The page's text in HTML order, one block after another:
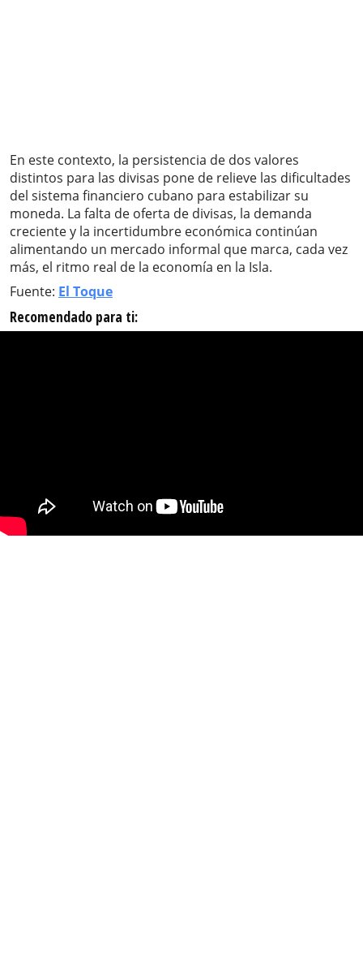
En este contexto, la persistencia de dos valores
distintos para las divisas pone de relieve las dificultades
del sistema financiero cubano para estabilizar su
moneda. La falta de oferta de divisas, la demanda
creciente y la incertidumbre económica continúan
alimentando un mercado informal que marca, cada vez
más, el ritmo real de la economía en la Isla.
Fuente: El Toque
Recomendado para ti: